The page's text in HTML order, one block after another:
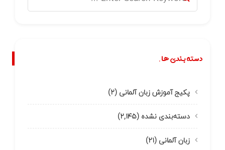
دسته بندی ها.
پکیج آموزش زبان آلمانی (۲)
دسته‌بندی نشده (۲,۱۴۵)
زبان آلمانی (۲۱)